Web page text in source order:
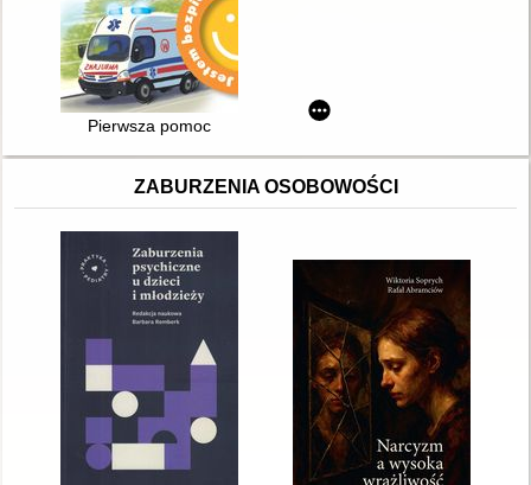
Pierwsza pomoc
ZABURZENIA OSOBOWOŚCI